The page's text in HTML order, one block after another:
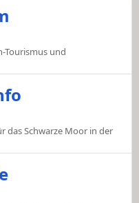
Tourismus und
das Schwarze Moor in der